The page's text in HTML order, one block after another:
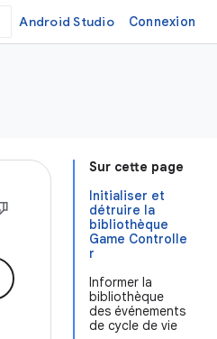
Android Studio Connexion
Sur cette page
Initialiser et
détruire la
bibliothèque
Game Controlle
r
Informer la
bibliothèque
des événements
de cycle de vie